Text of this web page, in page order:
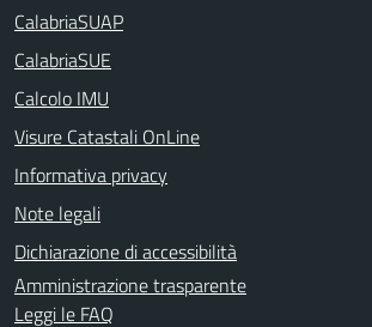
CalabriaSUAP
CalabriaSUE
Calcolo IMU
Visure Catastali OnLine
Informativa privacy
Note legali
Dichiarazione di accessibilità
Amministrazione trasparente
Leggi le FAQ